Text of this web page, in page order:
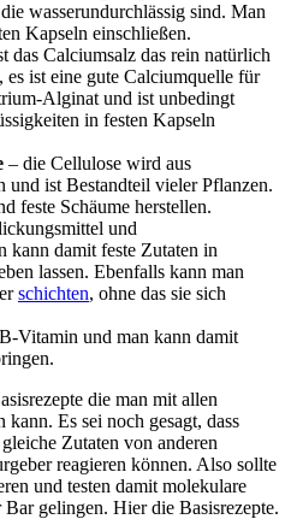
wasserundurchlässig sind. Man
Kapseln einschließen.
das Calciumsalz das rein natürlich
ist eine gute Calciumquelle für
Alginat und ist unbedingt
in festen Kapseln
– die Cellulose wird aus
und ist Bestandteil vieler Pflanzen.
feste Schäume herstellen.
und
kann damit feste Zutaten in
lassen. Ebenfalls kann man
schichten, ohne das sie sich
Vitamin und man kann damit
die man mit allen
Es sei noch gesagt, dass
Zutaten von anderen
reagieren können. Also sollte
und testen damit molekulare
gelingen. Hier die Basisrezepte.